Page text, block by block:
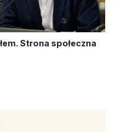
Strona społeczna